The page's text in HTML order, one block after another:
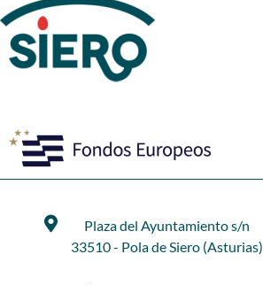
Plaza del Ayuntamiento s/n
33510 - Pola de Siero (Asturias)